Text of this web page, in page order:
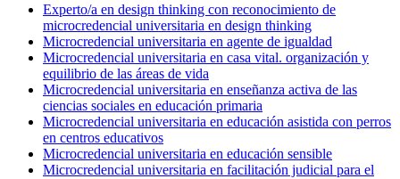
Experto/a en design thinking con reconocimiento de
microcredencial universitaria en design thinking
Microcredencial universitaria en agente de igualdad
Microcredencial universitaria en casa vital. organización y
equilibrio de las áreas de vida
Microcredencial universitaria en enseñanza activa de las
ciencias sociales en educación primaria
Microcredencial universitaria en educación asistida con perros
en centros educativos
Microcredencial universitaria en educación sensible
Microcredencial universitaria en facilitación judicial para el